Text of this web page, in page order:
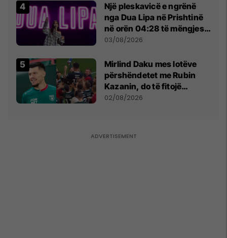
Një pleskavicë e ngrënë
nga Dua Lipa në Prishtinë
në orën 04:28 të mëngjesit
- dhe bota digjitale serbe
03/08/2026
Mirlind Daku mes lotëve
përshëndetet me Rubin
Kazanin, do të fitojë
miliona te Spartak Moska
02/08/2026